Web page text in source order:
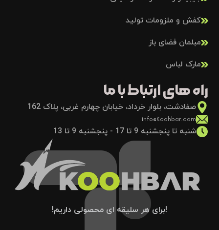
کفش و ملزومات تولید
مبلمان فضای باز
مارک لباس
راه های ارتباط با ما
صفادشت، بلوار خرداد، خیابان چهارم غربی، پلاک 162
info@Koohbar.com
شنبه تا پنجشنبه 9 تا 17 - پنجشنبه 9 تا 13
!برای هر سلیقه ای محصولی داریم!